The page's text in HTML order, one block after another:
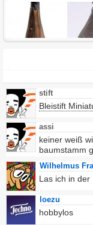
Ich möchte eine E-
Ich möchte eine E-
stift
Bleistift
assi
keiner weiß
baumstamm
Wilhelmus
Las ich in der
loezu
hobbylos